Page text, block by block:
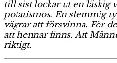
till sist lockar ut en läskig
potatismos. En slemmig
vägrar att försvinna. För
att hennar finns. Att
riktigt.